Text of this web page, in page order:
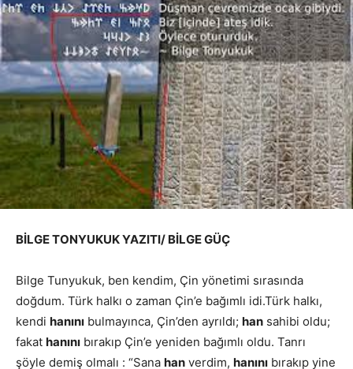
BİLGE TONYUKUK YAZITI/ BİLGE GÜÇ
Bilge Tunyukuk, ben kendim, Çin yönetimi sırasında
doğdum. Türk halkı o zaman Çin’e bağımlı idi.Türk halkı,
kendi hanını bulmayınca, Çin’den ayrıldı; han sahibi oldu;
fakat hanını bırakıp Çin’e yeniden bağımlı oldu. Tanrı
şöyle demiş olmalı : “Sana han verdim, hanını bırakıp yine